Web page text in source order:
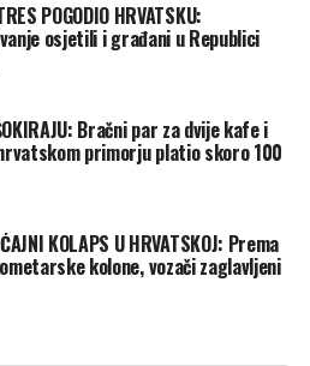
POGODIO HRVATSKU:
osjetili i građani u Republici
Bračni par za dvije kafe i
primorju platio skoro 100
KOLAPS U HRVATSKOJ: Prema
kolone, vozači zaglavljeni